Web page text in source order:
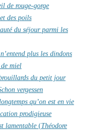
de rouge-gorge
des poils
du séjour parmi les
plus les dindons
de miel
du petit jour
vergessen
qu’on est en vie
prodigieuse
lamentable (Théodore